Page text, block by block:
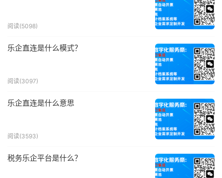
阅读(5098)
乐企直连是什么模式？
阅读(3097)
乐企直连是什么意思
阅读(3593)
税务乐企平台是什么？